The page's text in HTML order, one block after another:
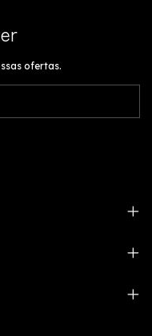
ofertas.